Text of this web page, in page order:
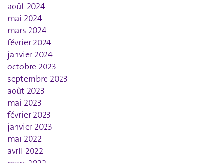
août 2024
mai 2024
mars 2024
février 2024
janvier 2024
octobre 2023
septembre 2023
août 2023
mai 2023
février 2023
janvier 2023
mai 2022
avril 2022